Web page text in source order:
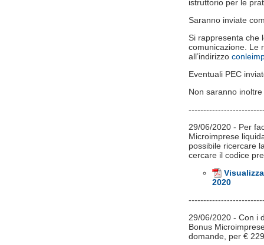
istruttorio per le
Saranno inviate
Si rappresenta che
comunicazione. Le
all’indirizzo
Eventuali PEC
Non saranno
29/06/2020 - Per
Microimprese
possibile ricercare
cercare il codice
2020
29/06/2020 - Con i
Bonus
domande, per €